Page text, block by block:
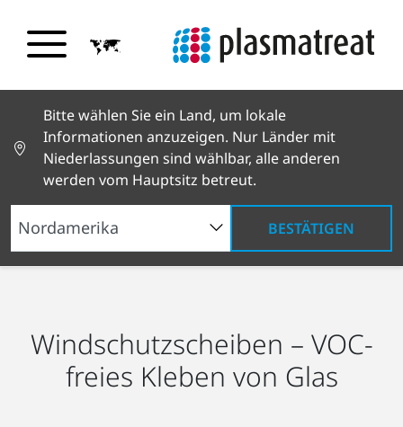
Bitte wählen Sie ein Land, um lokale
Informationen anzuzeigen. Nur Länder mit
Niederlassungen sind wählbar, alle anderen
werden vom Hauptsitz betreut.
BESTÄTIGEN
Branchenlösungen
Automobilbau
Windschutzscheiben
Windschutzscheiben – VOC-
freies Kleben von Glas